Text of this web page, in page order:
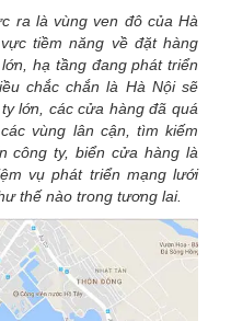
ra là vùng ven đô của Hà
tiềm năng về đặt hàng
hạ tầng đang phát triển
chắc chắn là Hà Nội sẽ
lớn, các cửa hàng đã quá
vùng lân cận, tìm kiếm
công ty, biển cửa hàng là
vụ phát triển mạng lưới
thế nào trong tương lai.